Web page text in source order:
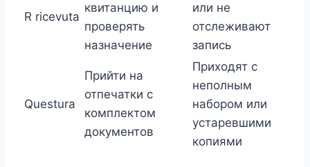
R ricevuta
квитанцию и
проверять
назначение
или не
отслеживают
запись
Questura
Прийти на
отпечатки с
комплектом
документов
Приходят с
неполным
набором или
устаревшими
копиями